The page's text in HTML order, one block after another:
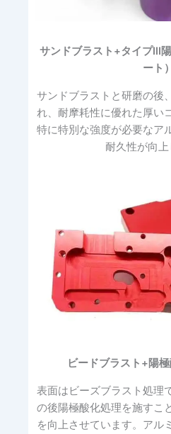
サンドブラスト+タイプIII
ート）
サンドブラストと研磨の後
れ、耐摩耗性に優れた厚い
特に特別な強度が必要なア
耐久性が向上
ビードブラスト+陽
表面はビーズブラスト処理
の後陽極酸化処理を施すこ
を向上させています。アル